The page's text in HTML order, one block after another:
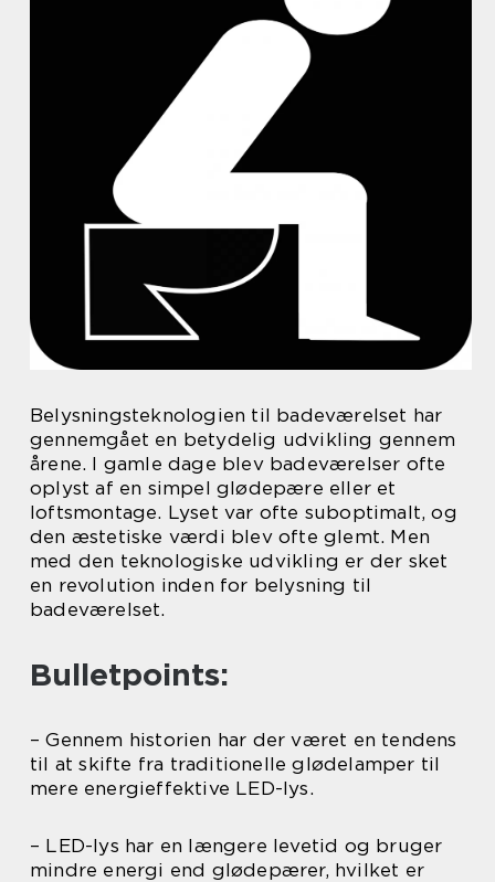
Belysningsteknologien til badeværelset har
gennemgået en betydelig udvikling gennem
årene. I gamle dage blev badeværelser ofte
oplyst af en simpel glødepære eller et
loftsmontage. Lyset var ofte suboptimalt, og
den æstetiske værdi blev ofte glemt. Men
med den teknologiske udvikling er der sket
en revolution inden for belysning til
badeværelset.
Bulletpoints:
– Gennem historien har der været en tendens
til at skifte fra traditionelle glødelamper til
mere energieffektive LED-lys.
– LED-lys har en længere levetid og bruger
mindre energi end glødepærer, hvilket er